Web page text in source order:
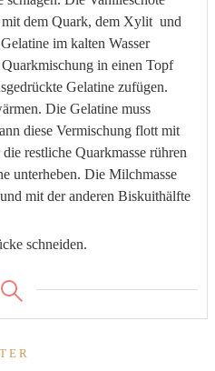
mit dem Quark, dem Xylit und
im kalten Wasser
in einen Topf
Gelatine zufügen.
Die Gelatine muss
diese Vermischung flott mit
restliche Quarkmasse rühren
unterheben. Die Milchmasse
mit der anderen Biskuithälfte
schneiden.